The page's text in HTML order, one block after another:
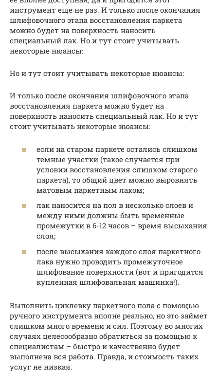
инструмент еще не раз. И только после окончания
шлифовочного этапа восстановления паркета
можно будет на поверхность наносить
специальный лак. Но и тут стоит учитывать
некоторые нюансы:
Но и тут стоит учитывать некоторые нюансы:
И только после окончания шлифовочного этапа
восстановления паркета можно будет на
поверхность наносить специальный лак. Но и тут
стоит учитывать некоторые нюансы:
если на старом паркете остались слишком
темные участки (такое случается при
условии восстановления слишком старого
паркета), то общий цвет можно выровнять
матовым паркетным лаком;
лак наносится на пол в несколько слоев и
между ними должны быть временные
промежутки в 6-12 часов – время высыхания
слоя;
после высыхания каждого слоя паркетного
лака нужно проводить промежуточное
шлифование поверхности (вот и пригодится
купленная шлифовальная машинка!).
Выполнить циклевку паркетного пола с помощью
ручного инструмента вполне реально, но это займет
слишком много времени и сил. Поэтому во многих
случаях целесообразно обратиться за помощью к
специалистам – быстро и качественно будет
выполнена вся работа. Правда, и стоимость таких
услуг не низкая.